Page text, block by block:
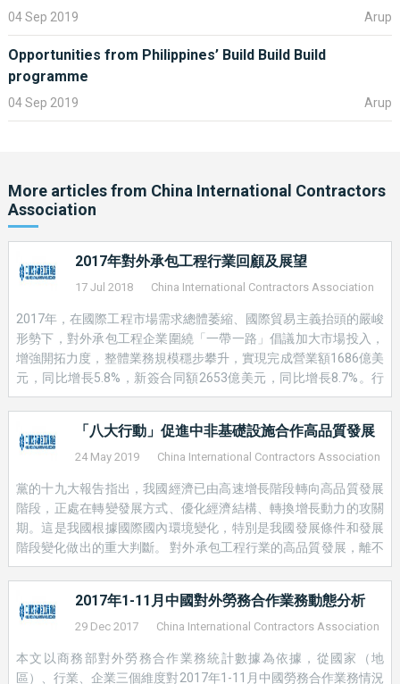
操作流程：
（一）投资者向我公司投保投资保险。
（二）我公司收取保险费后，出具保险单及《投资保险保单生效
通知书》。
（四）投资者持保险单、《投资保险保单生效通知书》、《投资
保险赔款转让授权书》、《投资保险赔款转让确认书》及银行要
求的其他文件向银行申请融资。
（五）但当发生保险事故时，我公司根据《投资保险赔款转让授
三、买方信贷保险项下融资
是指在买方信贷融资方式下，我公司向贷款银行提供还款风险保
障的一种政策性保险产品。在买方信贷保险中，贷款银行是被保
险人。在发生保险责任范围内的损失时，被保险人按规定的格式
向我公司提交《可能损失通知书》，在保险等待期满后，被保险
人可向我公司正式提赔， 我公司将根据核定的实际损失金额和赔
偿比例，将赔款直接支付给银行。
操作流程：
（一）投保人应在商务合同正式签订前询保，填写《出口买方信
贷保险询保单》，并按《申报材料清单》提供有关的资料。
（二）我公司出具《兴趣函》。为支持出口企业竞争项目，对于
件，我公司可以应投保人要求出具《出口买方信贷保险兴趣
函》。
04 Sep 2019 Arup
Opportunities from Philippines’ Build Build Build
programme
04 Sep 2019 Arup
More articles from China International Contractors
Association
2017年對外承包工程行業回顧及展望
17 Jul 2018 China International Contractors Association
2017年，在國際工程市場需求總體萎縮、國際貿易主義抬頭的嚴峻
形勢下，對外承包工程企業圍繞「一帶一路」倡議加大市場投入，
增強開拓力度，整體業務規模穩步攀升，實現完成營業額1686億美
元，同比增長5.8%，新簽合同額2653億美元，同比增長8.7%。行
業企業「走出去」積極性不斷提升，隊伍逐步擴大，不少企業將促
效實現了業務發展，國際影響力得到了不斷提升。 &nbsp; 2017年
行業發展特點 一、從市場分佈來看，業務加速向「一帶一路」沿線
同額1443億美元，占同期新簽合同額的54.4%，完成營業額855億
美元，占同期總額的50.7%，主要合作領域涉及互聯互通和基礎設
施建設、產能合作、能源、產業園區等。 亞�
「八大行動」促進中非基礎設施合作高品質發展
24 May 2019 China International Contractors Association
黨的十九大報告指出，我國經濟已由高速增長階段轉向高品質發展
階段，正處在轉變發展方式、優化經濟結構、轉換增長動力的攻關
期。這是我國根據國際國內環境變化，特別是我國發展條件和發展
階段變化做出的重大判斷。 對外承包工程行業的高品質發展，離不
開企業的高品質發展，而企業的高品質發展離不開高品質的基礎設
沿線重大項目建設，推動對外承包工程行業發展取得長足進步。同
時，在行業快速發展的過程中，各種挑戰、矛盾、風險開始逐漸顯
樹立新發展理念，以打造高品質的基礎設施為目標，深入推動理念
2017年1-11月中國對外勞務合作業務動態分析
29 Dec 2017 China International Contractors Association
本文以商務部對外勞務合作業務統計數據為依據，從國家（地
區）、行業、企業三個維度對2017年1-11月中國勞務合作業務情況